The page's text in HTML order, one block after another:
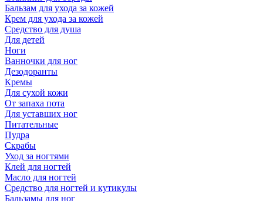
Бальзам для ухода за кожей
Крем для ухода за кожей
Средство для душа
Для детей
Ноги
Ванночки для ног
Дезодоранты
Кремы
Для сухой кожи
От запаха пота
Для уставших ног
Питательные
Пудра
Скрабы
Уход за ногтями
Клей для ногтей
Масло для ногтей
Средство для ногтей и кутикулы
Бальзамы для ног